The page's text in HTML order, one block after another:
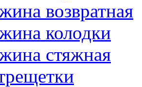
возвратная
колодки
стяжная